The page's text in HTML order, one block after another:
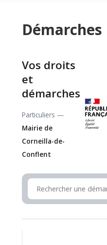
Démarches
Vos droits
et
démarches
Particuliers —
Mairie de
Corneilla-de-
Conflent